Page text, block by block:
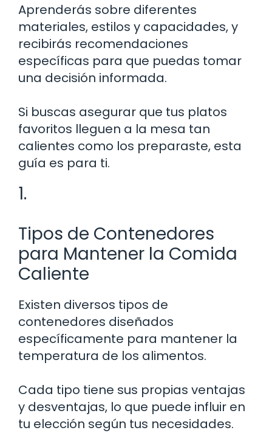
Aprenderás sobre diferentes
materiales, estilos y capacidades, y
recibirás recomendaciones
específicas para que puedas tomar
una decisión informada.
Si buscas asegurar que tus platos
favoritos lleguen a la mesa tan
calientes como los preparaste, esta
guía es para ti.
1.
Tipos de Contenedores
para Mantener la Comida
Caliente
Existen diversos tipos de
contenedores diseñados
específicamente para mantener la
temperatura de los alimentos.
Cada tipo tiene sus propias ventajas
y desventajas, lo que puede influir en
tu elección según tus necesidades.